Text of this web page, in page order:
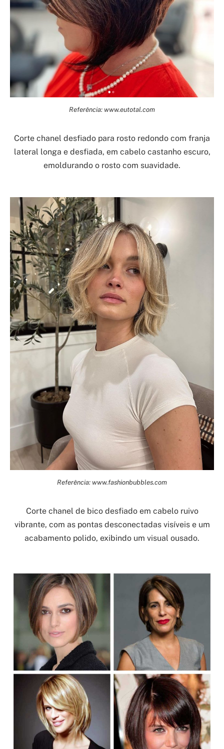
Referência: www.eutotal.com
Corte chanel desfiado para rosto redondo com franja
lateral longa e desfiada, em cabelo castanho escuro,
emoldurando o rosto com suavidade.
Referência: www.fashionbubbles.com
Corte chanel de bico desfiado em cabelo ruivo
vibrante, com as pontas desconectadas visíveis e um
acabamento polido, exibindo um visual ousado.